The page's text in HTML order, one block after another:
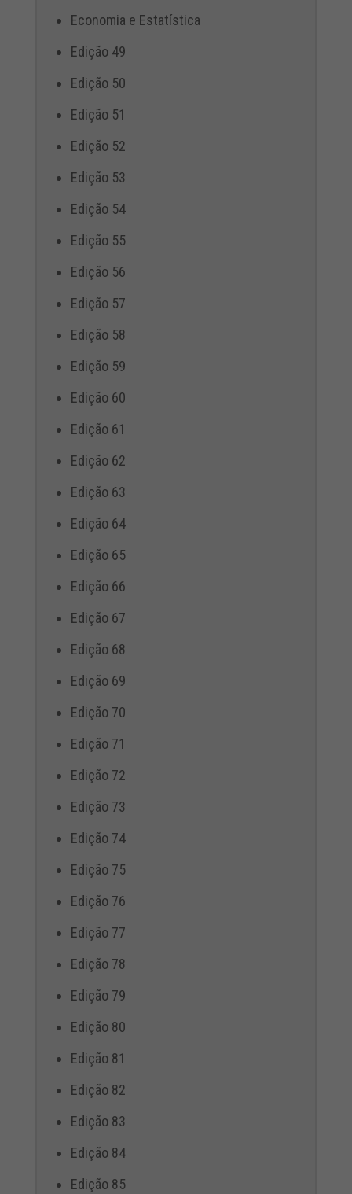
Economia e Estatística
Edição 49
Edição 50
Edição 51
Edição 52
Edição 53
Edição 54
Edição 55
Edição 56
Edição 57
Edição 58
Edição 59
Edição 60
Edição 61
Edição 62
Edição 63
Edição 64
Edição 65
Edição 66
Edição 67
Edição 68
Edição 69
Edição 70
Edição 71
Edição 72
Edição 73
Edição 74
Edição 75
Edição 76
Edição 77
Edição 78
Edição 79
Edição 80
Edição 81
Edição 82
Edição 83
Edição 84
Edição 85